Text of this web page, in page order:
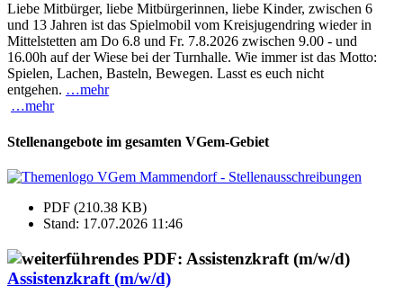
Liebe Mitbürger, liebe Mitbürgerinnen, liebe Kinder, zwischen 6
und 13 Jahren ist das Spielmobil vom Kreisjugendring wieder in
Mittelstetten am Do 6.8 und Fr. 7.8.2026 zwischen 9.00 - und
16.00h auf der Wiese bei der Turnhalle. Wie immer ist das Motto:
Spielen, Lachen, Basteln, Bewegen. Lasst es euch nicht
entgehen. …mehr
…mehr
Stellenangebote im gesamten VGem-Gebiet
PDF (210.38 KB)
Stand: 17.07.2026 11:46
Assistenzkraft (m/w/d)